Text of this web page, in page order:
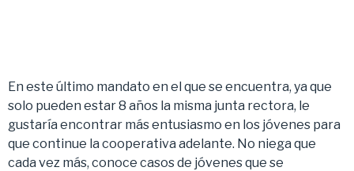
En este último mandato en el que se encuentra, ya que
solo pueden estar 8 años la misma junta rectora, le
gustaría encontrar más entusiasmo en los jóvenes para
que continue la cooperativa adelante. No niega que
cada vez más, conoce casos de jóvenes que se